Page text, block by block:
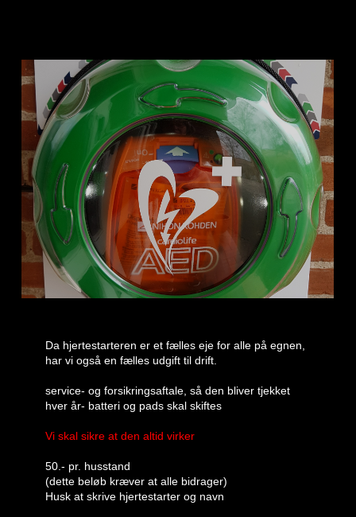
Da hjertestarteren er et fælles eje for alle på egnen,
har vi også en fælles udgift til drift.
service- og forsikringsaftale, så den bliver tjekket
hver år- batteri og pads skal skiftes
Vi skal sikre at den altid virker
50.- pr. husstand
(dette beløb kræver at alle bidrager)
Husk at skrive hjertestarter og navn